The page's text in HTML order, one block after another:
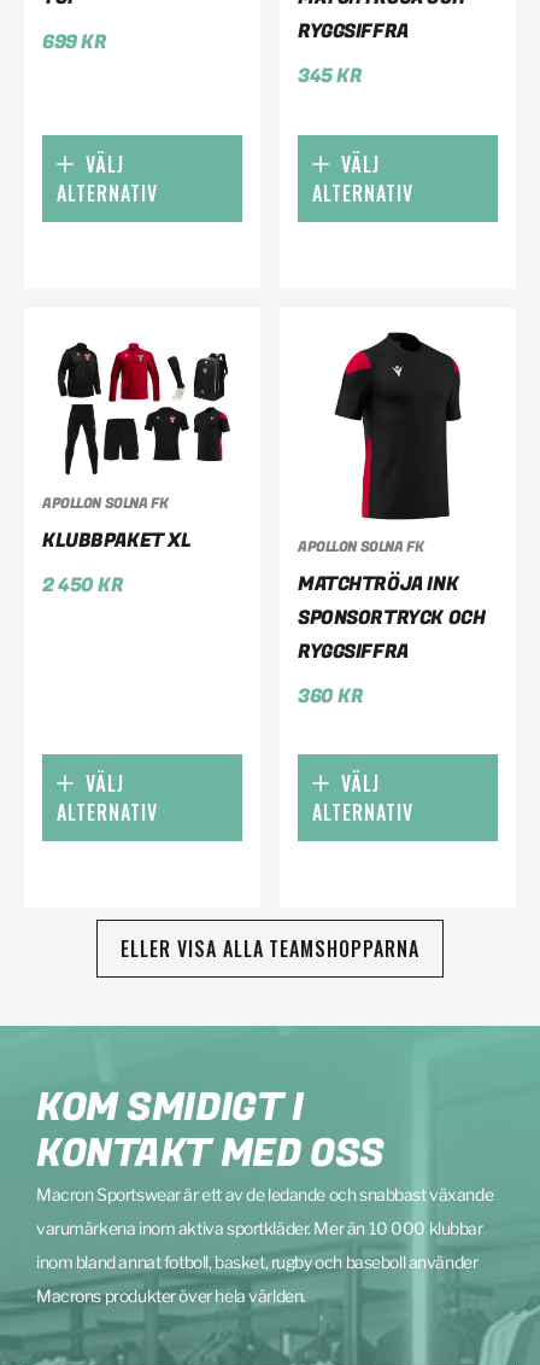
699KR
VÄLJ
ALTERNATIV
RYGGSIFFRA
345KR
VÄLJ
ALTERNATIV
APOLLON SOLNA FK
KLUBBPAKET XL
2 450KR
VÄLJ
ALTERNATIV
APOLLON SOLNA FK
MATCHTRÖJA INK
SPONSORTRYCK OCH
RYGGSIFFRA
360KR
VÄLJ
ALTERNATIV
ELLER VISA ALLA TEAMSHOPPARNA
KOM SMIDIGT I
KONTAKT MED OSS
Macron Sportswear är ett av de ledande och snabbast växande
varumärkena inom aktiva sportkläder. Mer än 10 000 klubbar
inom bland annat fotboll, basket, rugby och baseboll använder
Macrons produkter över hela världen.